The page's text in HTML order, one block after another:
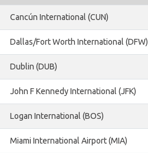
Cancún International (CUN)
Dallas/Fort Worth International (DFW)
Dublin (DUB)
John F Kennedy International (JFK)
Logan International (BOS)
Miami International Airport (MIA)